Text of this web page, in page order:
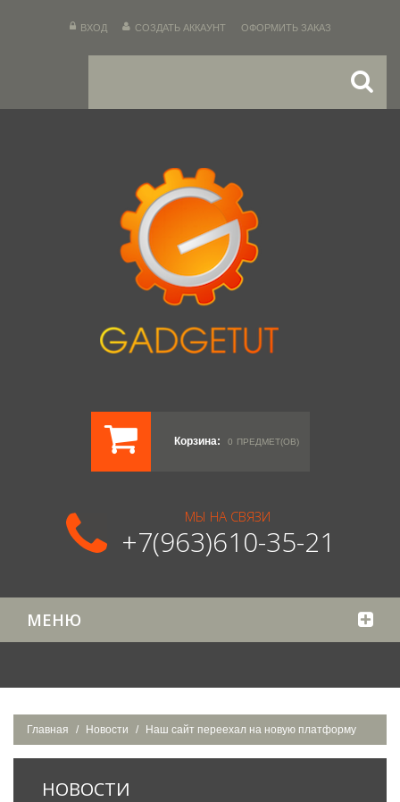
ВХОД СОЗДАТЬ АККАУНТ ОФОРМИТЬ ЗАКАЗ
Корзина: 0 ПРЕДМЕТ(ОВ)
МЫ НА СВЯЗИ
+7(963)610-35-21
МЕНЮ
Главная Новости Наш сайт переехал на новую платформу
НОВОСТИ